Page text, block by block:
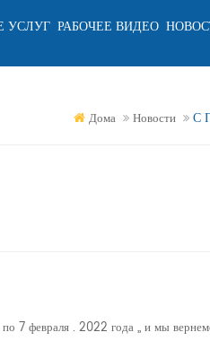
УСЛУГ РАБОЧЕЕ ВИДЕО
Дома Новости С
7 февраля . 2022 года ,, и мы